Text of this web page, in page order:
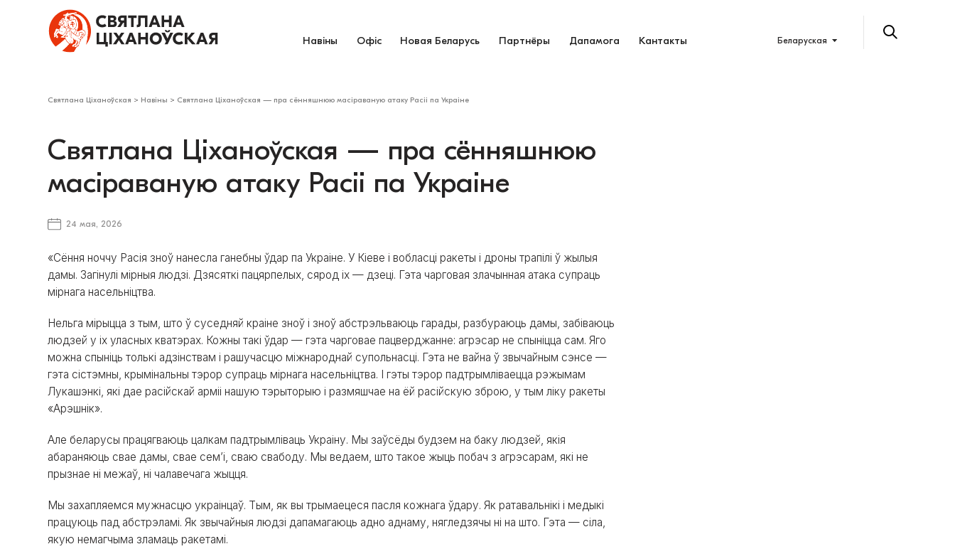
Навіны Офіс Новая Беларусь Партнёры Дапамога Кантакты Беларуская
Святлана Ціханоўская > Навіны > Святлана Ціханоўская — пра сённяшнюю масіраваную атаку Расіі па Украіне
Святлана Ціханоўская — пра сённяшнюю
масіраваную атаку Расіі па Украіне
24 мая, 2026
«Сёння ноччу Расія зноў нанесла ганебны ўдар па Украіне. У Кіеве і вобласці ракеты і дроны трапілі ў жылыя
дамы. Загінулі мірныя людзі. Дзясяткі пацярпелых, сярод іх — дзеці. Гэта чарговая злачынная атака супраць
мірнага насельніцтва.
Нельга мірыцца з тым, што ў суседняй краіне зноў і зноў абстрэльваюць гарады, разбураюць дамы, забіваюць
людзей у іх уласных кватэрах. Кожны такі ўдар — гэта чарговае пацверджанне: агрэсар не спыніцца сам. Яго
можна спыніць толькі адзінствам і рашучасцю міжнароднай супольнасці. Гэта не вайна ў звычайным сэнсе —
гэта сістэмны, крымінальны тэрор супраць мірнага насельніцтва. І гэты тэрор падтрымліваецца рэжымам
Лукашэнкі, які дае расійскай арміі нашую тэрыторыю і размяшчае на ёй расійскую зброю, у тым ліку ракеты
«Арэшнік».
Але беларусы працягваюць цалкам падтрымліваць Украіну. Мы заўсёды будзем на баку людзей, якія
абараняюць свае дамы, свае сем’і, сваю свабоду. Мы ведаем, што такое жыць побач з агрэсарам, які не
прызнае ні межаў, ні чалавечага жыцця.
Мы захапляемся мужнасцю украінцаў. Тым, як вы трымаецеся пасля кожнага ўдару. Як ратавальнікі і медыкі
працуюць пад абстрэламі. Як звычайныя людзі дапамагаюць адно аднаму, нягледзячы ні на што. Гэта — сіла,
якую немагчыма зламаць ракетамі.